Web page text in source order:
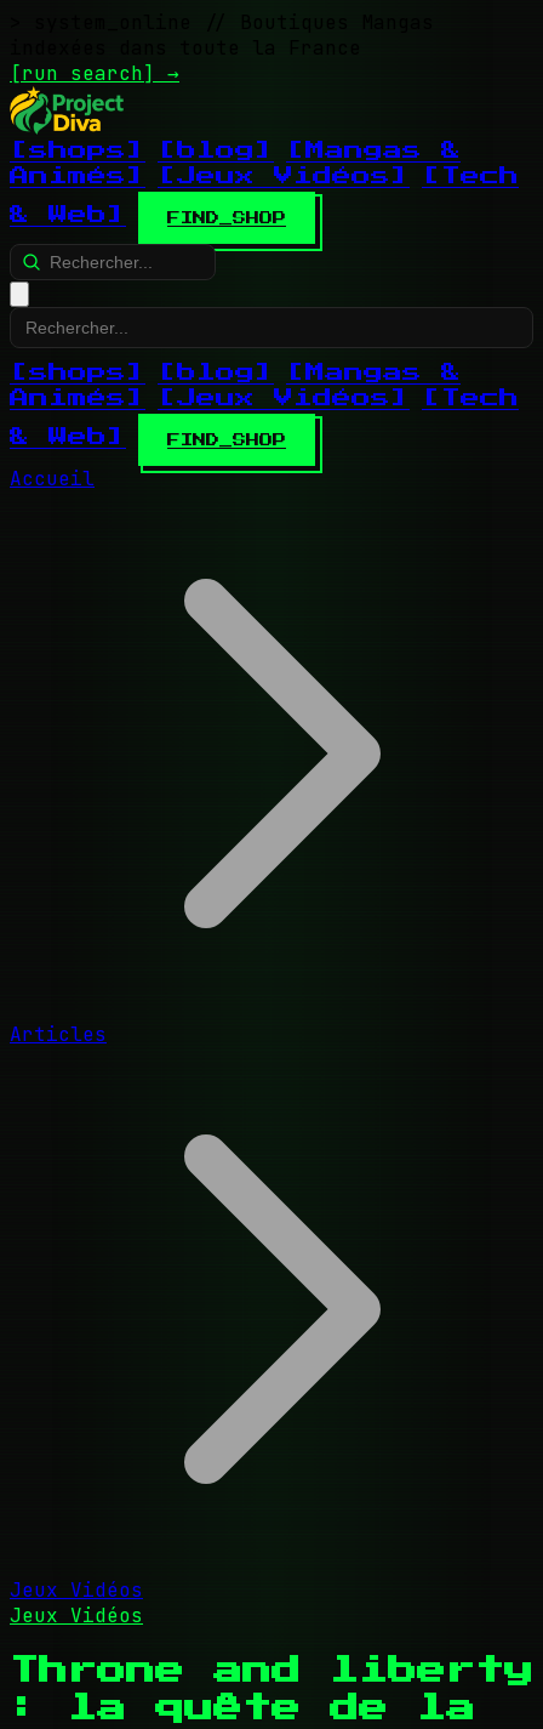
// Boutiques Mangas
indexées dans toute la France
[run search] →
[shops] [blog]
[Mangas &
Animés]
[Jeux Vidéos]
[Tech
& Web]
FIND_SHOP
[shops] [blog]
[Mangas &
Animés]
[Jeux Vidéos]
[Tech
& Web]
FIND_SHOP
Accueil
Articles
Jeux Vidéos
Jeux Vidéos
Throne and liberty
: la quête de la